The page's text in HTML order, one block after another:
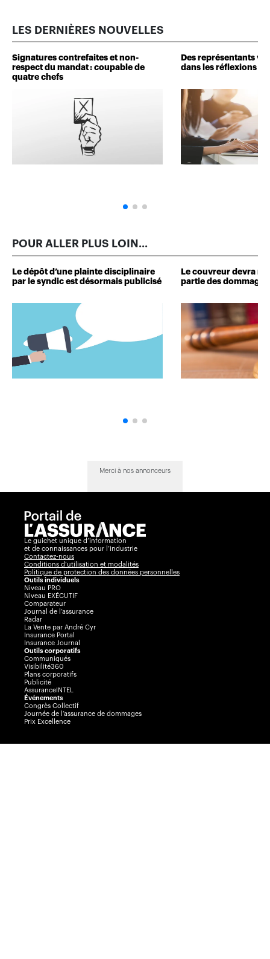
LES DERNIÈRES NOUVELLES
Signatures contrefaites et non-
respect du mandat : coupable de
quatre chefs
Des représentants
dans les réflexions de
POUR ALLER PLUS LOIN...
Le dépôt d’une plainte disciplinaire
par le syndic est désormais publicisé
Le couvreur devra
partie des dommages
Merci à nos annonceurs
Le guichet unique d’information
et de connaissances pour l’industrie
Contactez-nous
Conditions d’utilisation et modalités
Politique de protection des données personnelles
Outils individuels
Niveau PRO
Niveau EXÉCUTIF
Comparateur
Journal de l’assurance
Radar
La Vente par André Cyr
Insurance Portal
Insurance Journal
Outils corporatifs
Communiqués
Visibilité360
Plans corporatifs
Publicité
AssuranceINTEL
Événements
Congrès Collectif
Journée de l’assurance de dommages
Prix Excellence